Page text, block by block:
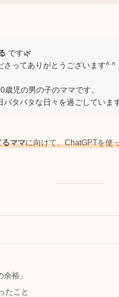
です🌿
さってありがとうございます^ ^
児の男の子のママです。
タバタな日々を過ごしていま
るママに向けて、ChatGPTを使
裕」
たこと